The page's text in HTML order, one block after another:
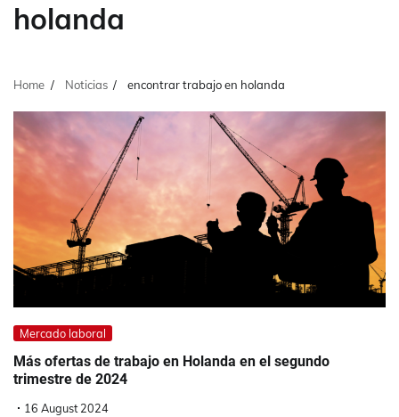
holanda
Home Noticias encontrar trabajo en holanda
Mercado laboral
Más ofertas de trabajo en Holanda en el segundo
trimestre de 2024
16 August 2024